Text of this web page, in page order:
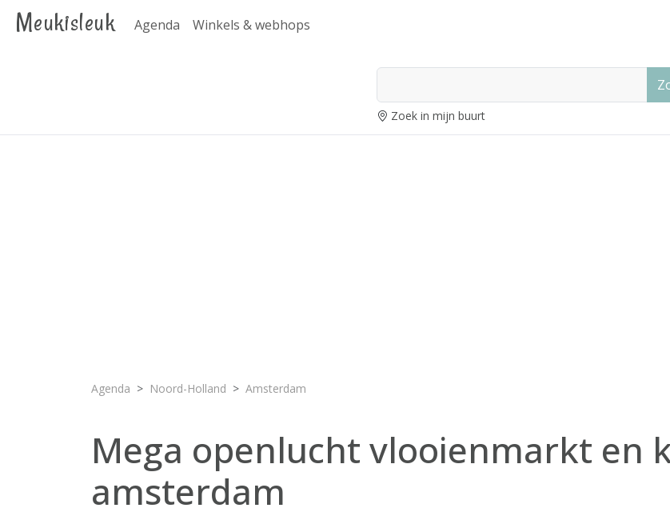
Meukisleuk Agenda Winkels & webhops
Zoek in mijn buurt
Agenda Noord-Holland Amsterdam
Mega openlucht vlooienmarkt en
amsterdam